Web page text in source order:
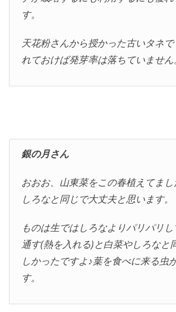
す。
天花粉さんから授かった古いタネ
れておけば発芽率は落ちていません
銀の月さん
おおお、山東菜をこの春植えてま
しろなと同じで大丈夫と思います。
ものは生ではしろなよりパリパリ
通す(熱を入れる)と白菜やしろなと
しかったですよ♪葉を食べに来る虫
す。